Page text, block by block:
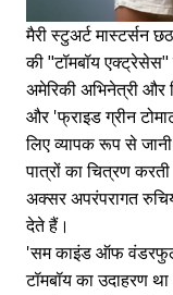
मैरी स्टुअर्ट मास्टर्सन
की "टॉमबॉय एक्ट्रेसेस"
अमेरिकी अभिनेत्री
और 'फ्राइड ग्रीन
लिए व्यापक रूप से
पात्रों का चित्रण
अक्सर अपरंपरागत
देते हैं।
'सम काइंड ऑफ वंडरफुल'
टॉमबॉय का उदाहरण